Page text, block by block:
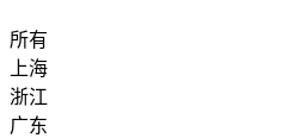
所有
上海
浙江
广东